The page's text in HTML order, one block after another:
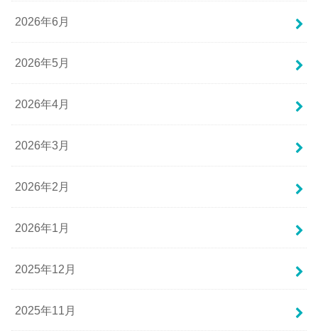
2026年6月
2026年5月
2026年4月
2026年3月
2026年2月
2026年1月
2025年12月
2025年11月